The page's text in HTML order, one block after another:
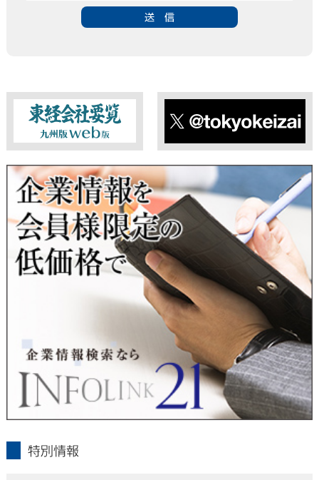
■個人情報の第三者提供について
■ 個人情報提供の任意性及び留意点
個人情報のご提供は任意ですが、必要な個人情報をご提供いた
だけなかった場合は、上記利用目的を達成できない場合があり
ますのでご了承ください。
当社は、本人が自己の個人情報について、通知・開示・訂正・
追加・削除・利用停止・提供停止の希望がございましたら、本
人または代理人の請求応じて、個人データの通知・開示・訂
正・追加・削除・利用停止・提供停止の請求に応じます。
受付方法は、本人確認資料（運転免許証、パスポート何れかの
コピー）、「個人情報取扱申請書」「委任状」（代理人による
申請の場合のみ必要となります）を当社宛にお送り下さい。
＜個人情報保護に関するお問合せ・相談窓口＞
〒802-0004 北九州市小倉北区鍛冶町2丁目5-11（第一東経ビ
フリーダイヤル 0120-55-9986
受付時間 平日9：00～17：00
東経会社要覧web版 X